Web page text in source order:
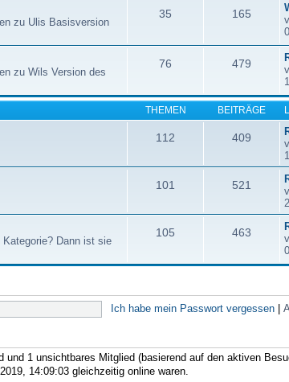
zu Ulis Basisversion
35 165
zu Wils Version des
76 479
THEMEN BEITRÄGE
112 409
101 521
Kategorie? Dann ist sie
105 463
Ich habe mein Passwort vergessen
1 unsichtbares Mitglied (basierend auf den aktiven
14:09:03 gleichzeitig online waren.